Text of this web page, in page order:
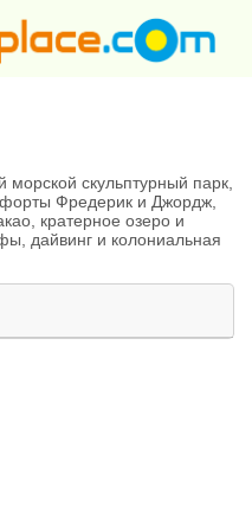
скульптурный парк,
Фредерик и Джордж,
кратерное озеро и
дайвинг и колониальная